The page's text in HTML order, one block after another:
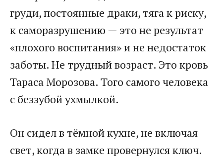
груди, постоянные драки, тяга к риску,
к саморазрушению — это не результат
«плохого воспитания» и не недостаток
заботы. Не трудный возраст. Это кровь
Тараса Морозова. Того самого человека
с беззубой ухмылкой.
Он сидел в тёмной кухне, не включая
свет, когда в замке провернулся ключ.